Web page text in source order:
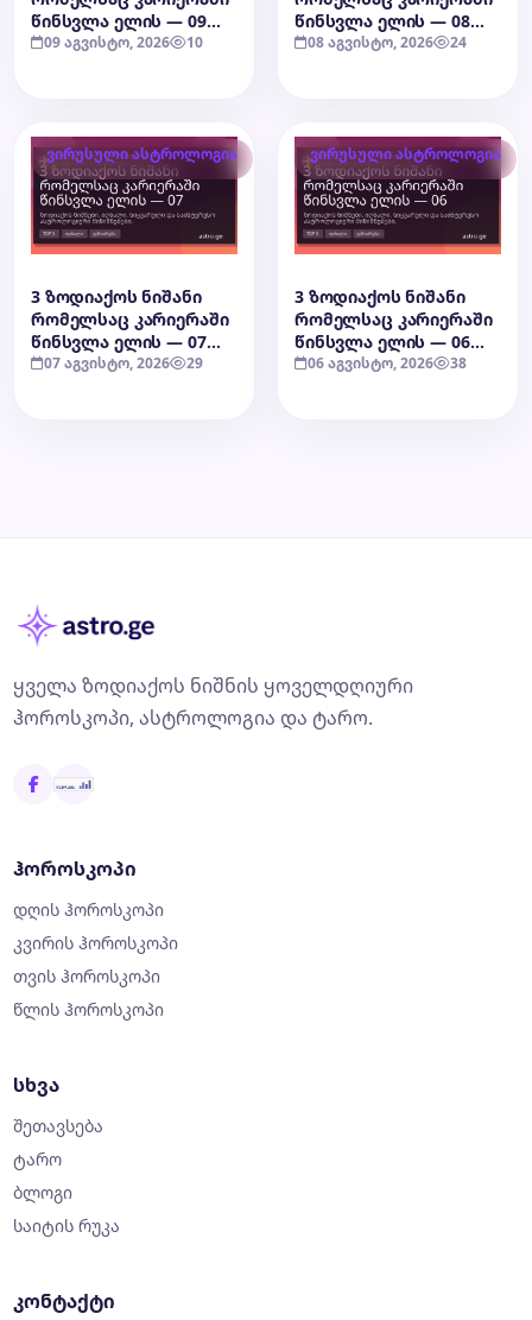
წინსვლა ელის — 09
აგვისტო, 2026
09 აგვისტო, 2026 10
წინსვლა ელის — 08
აგვისტო, 2026
08 აგვისტო, 2026 24
ვირუსული ასტროლოგია
3 ზოდიაქოს ნიშანი
რომელსაც კარიერაში
წინსვლა ელის — 07
აგვისტო, 2026
07 აგვისტო, 2026 29
ვირუსული ასტროლოგია
3 ზოდიაქოს ნიშანი
რომელსაც კარიერაში
წინსვლა ელის — 06
აგვისტო, 2026
06 აგვისტო, 2026 38
ყველა ზოდიაქოს ნიშნის ყოველდღიური
ჰოროსკოპი, ასტროლოგია და ტარო.
ჰოროსკოპი
დღის ჰოროსკოპი
კვირის ჰოროსკოპი
თვის ჰოროსკოპი
წლის ჰოროსკოპი
სხვა
შეთავსება
ტარო
ბლოგი
საიტის რუკა
კონტაქტი